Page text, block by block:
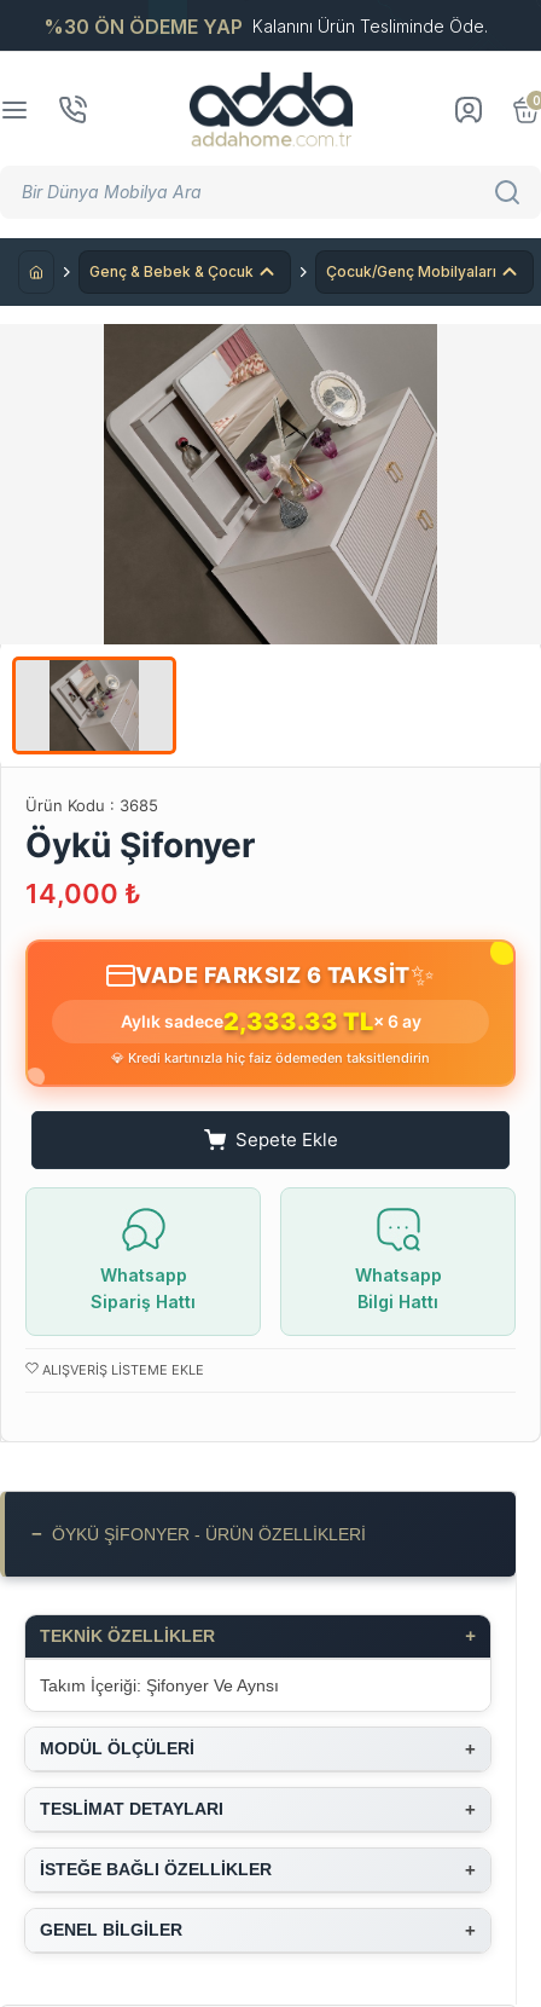
%30 ÖN ÖDEME YAP Kalanını Ürün Tesliminde Öde.
0
Genç & Bebek & Çocuk Çocuk/Genç Mobilyaları
Ürün Kodu : 3685
Öykü Şifonyer
14,000 ₺
VADE FARKSIZ 6 TAKSİT✨
Aylık sadece2,333.33 TL× 6 ay
💎 Kredi kartınızla hiç faiz ödemeden taksitlendirin
Sepete Ekle
Whatsapp
Sipariş Hattı
Whatsapp
Bilgi Hattı
ALIŞVERIŞ LISTEME EKLE
− ÖYKÜ ŞIFONYER - ÜRÜN ÖZELLIKLERI
TEKNİK ÖZELLİKLER +
Takım İçeriği: Şifonyer Ve Aynsı
MODÜL ÖLÇÜLERİ +
TESLİMAT DETAYLARI +
İSTEĞE BAĞLI ÖZELLİKLER +
GENEL BİLGİLER +